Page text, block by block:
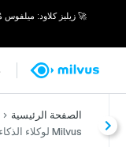
الصفحة الرئيسية
Milvus لوكلاء الذكاء الاصطناعي